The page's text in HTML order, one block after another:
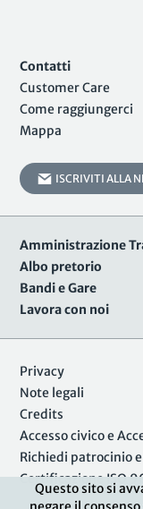
Questo sito si
Contatti
Customer Care
Come raggiungerci
Mappa
ISCRIVITI ALLA
Amministrazione
Albo pretorio
Bandi e Gare
Lavora con noi
Privacy
Note legali
Credits
Accesso civico e
Richiedi patrocinio
Certificazione ISO